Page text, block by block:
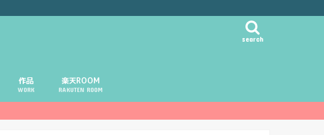
search
作品
WORK
楽天ROOM
RAKUTEN ROOM